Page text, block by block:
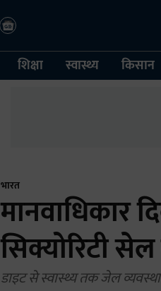
शिक्षा स्वास्थ्य किसान
भारत
मानवाधिकार
सिक्योरिटी
डाइट से स्वास्थ्य तक जेल